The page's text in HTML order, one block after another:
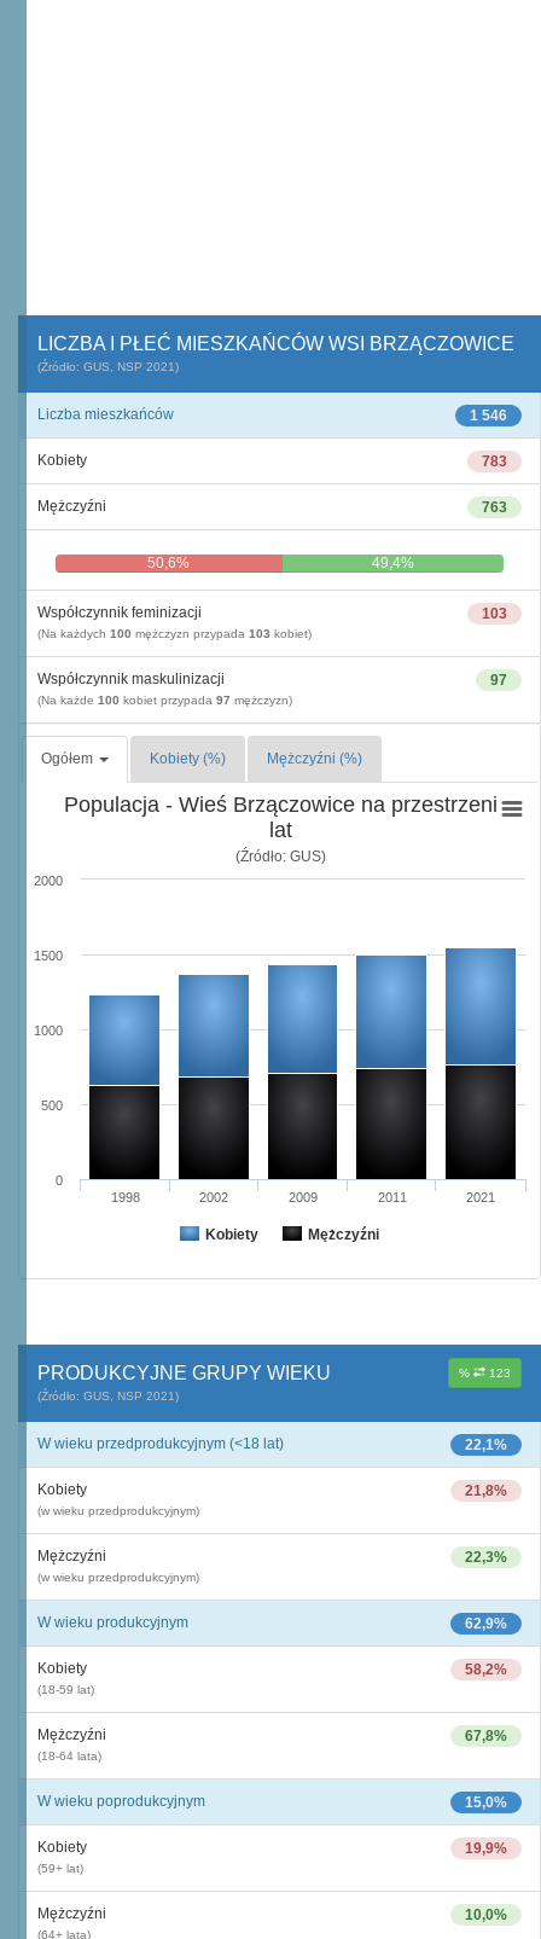
LICZBA I PŁEĆ MIESZKAŃCÓW WSI BRZĄCZOWICE
(Źródło: GUS, NSP 2021)
1 546
Liczba mieszkańców
783
Kobiety
763
Mężczyźni
50,6% 49,4%
103
Współczynnik feminizacji
(Na każdych 100 mężczyzn przypada 103 kobiet)
97
Współczynnik maskulinizacji
(Na każde 100 kobiet przypada 97 mężczyzn)
Ogółem Kobiety (%) Mężczyźni (%)
Populacja - Wieś Brzączowice na przestrzeni
lat
(Źródło: GUS)
Kobiety Mężczyźni
1998 2002 2009 2011 2021
0
500
1000
1500
2000
% 123
PRODUKCYJNE GRUPY WIEKU
(Źródło: GUS, NSP 2021)
22,1%
W wieku przedprodukcyjnym (<18 lat)
21,8%
Kobiety
(w wieku przedprodukcyjnym)
22,3%
Mężczyźni
(w wieku przedprodukcyjnym)
62,9%
W wieku produkcyjnym
58,2%
Kobiety
(18-59 lat)
67,8%
Mężczyźni
(18-64 lata)
15,0%
W wieku poprodukcyjnym
19,9%
Kobiety
(59+ lat)
10,0%
Mężczyźni
(64+ lata)